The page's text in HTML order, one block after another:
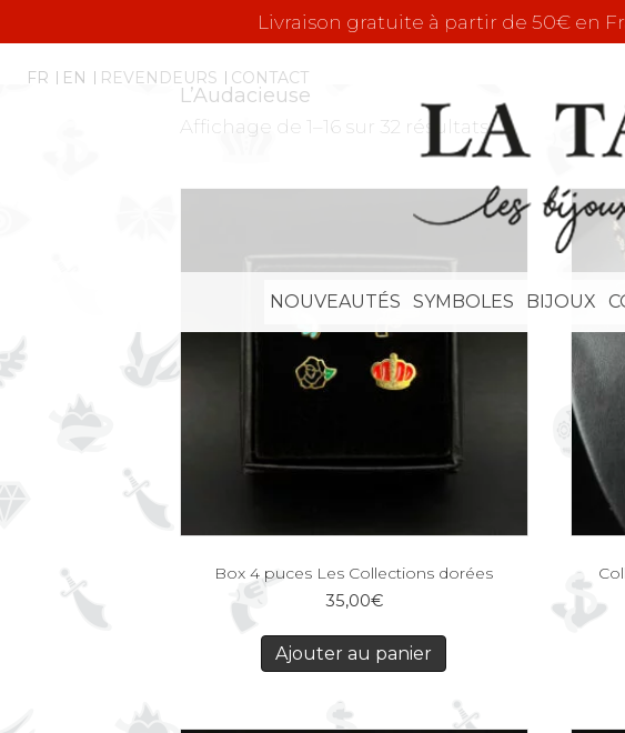
Livraison gratuite à partir de 50€ en
FR EN REVENDEURS CONTACT
NOUVEAUTÉS SYMBOLES BIJOUX
L’Audacieuse
Affichage de 1–16 sur 32 résultats
Box 4 puces Les Collections dorées
35,00€
Ajouter au panier